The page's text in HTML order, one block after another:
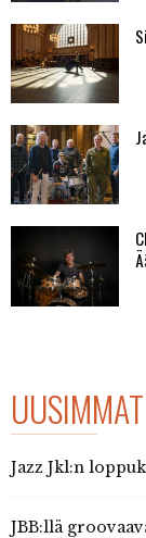
UUSIMMAT
Jazz Jkl:n
JBB:llä